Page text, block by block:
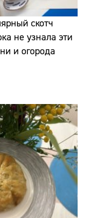
скотч
не узнала эти
и огорода